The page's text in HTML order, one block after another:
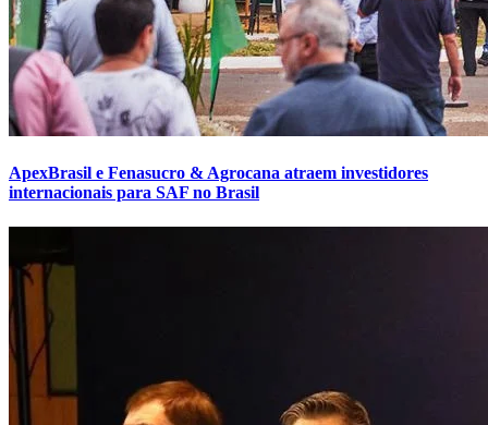
ApexBrasil e Fenasucro & Agrocana atraem investidores
internacionais para SAF no Brasil